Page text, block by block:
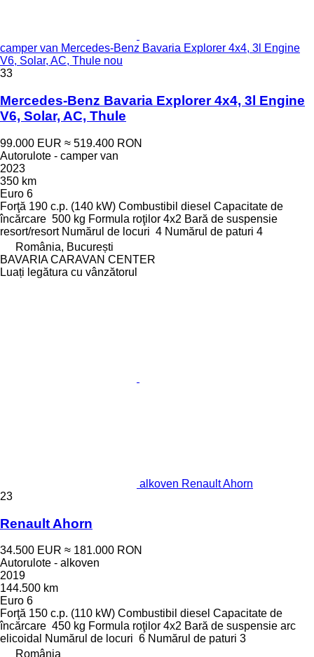
camper van Mercedes-Benz Bavaria Explorer 4x4, 3l Engine
V6, Solar, AC, Thule nou
33
Mercedes-Benz Bavaria Explorer 4x4, 3l Engine
V6, Solar, AC, Thule
99.000 EUR ≈ 519.400 RON
Autorulote - camper van
2023
350 km
Euro 6
Forţă 190 c.p. (140 kW) Combustibil diesel Capacitate de
încărcare 500 kg Formula roţilor 4x2 Bară de suspensie
resort/resort Numărul de locuri 4 Numărul de paturi 4
România, București
BAVARIA CARAVAN CENTER
Luați legătura cu vânzătorul
alkoven Renault Ahorn
23
Renault Ahorn
34.500 EUR ≈ 181.000 RON
Autorulote - alkoven
2019
144.500 km
Euro 6
Forţă 150 c.p. (110 kW) Combustibil diesel Capacitate de
încărcare 450 kg Formula roţilor 4x2 Bară de suspensie arc
elicoidal
Numărul de locuri 6 Numărul de paturi 3
România